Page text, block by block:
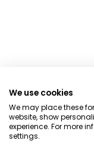
We use cookies
We may place these
website, show
experience. For more
settings.